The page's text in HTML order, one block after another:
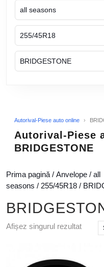
Autorival-Piese auto online ›
Autorival-Piese
BRIDGESTONE
Prima pagină / Anvelope / all
seasons / 255/45R18 /
Afișez singurul rezultat